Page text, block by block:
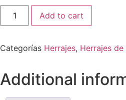
Add to cart
Categorías Herrajes, Herrajes de
Additional